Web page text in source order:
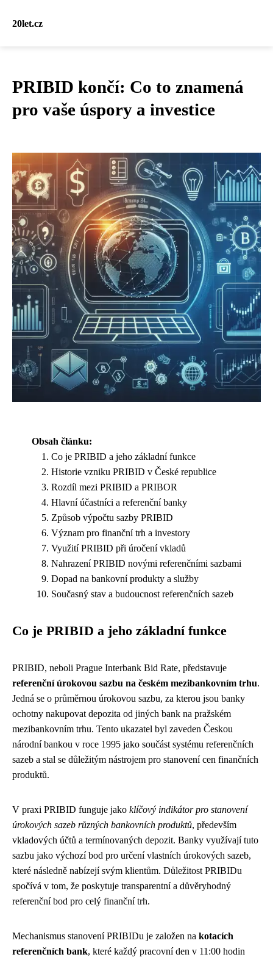
20let.cz
PRIBID končí: Co to znamená
pro vaše úspory a investice
Obsah článku:
Co je PRIBID a jeho základní funkce
Historie vzniku PRIBID v České republice
Rozdíl mezi PRIBID a PRIBOR
Hlavní účastníci a referenční banky
Způsob výpočtu sazby PRIBID
Význam pro finanční trh a investory
Využití PRIBID při úročení vkladů
Nahrazení PRIBID novými referenčními sazbami
Dopad na bankovní produkty a služby
Současný stav a budoucnost referenčních sazeb
Co je PRIBID a jeho základní funkce
PRIBID, neboli Prague Interbank Bid Rate, představuje
referenční úrokovou sazbu na českém mezibankovním trhu.
Jedná se o průměrnou úrokovou sazbu, za kterou jsou banky
ochotny nakupovat depozita od jiných bank na pražském
mezibankovním trhu. Tento ukazatel byl zaveden Českou
národní bankou v roce 1995 jako součást systému referenčních
sazeb a stal se důležitým nástrojem pro stanovení cen finančních
produktů.
V praxi PRIBID funguje jako klíčový indikátor pro stanovení
úrokových sazeb různých bankovních produktů, především
vkladových účtů a termínovaných depozit. Banky využívají tuto
sazbu jako výchozí bod pro určení vlastních úrokových sazeb,
které následně nabízejí svým klientům. Důležitost PRIBIDu
spočívá v tom, že poskytuje transparentní a důvěryhodný
referenční bod pro celý finanční trh.
Mechanismus stanovení PRIBIDu je založen na kotacích
referenčních bank, které každý pracovní den v 11:00 hodin